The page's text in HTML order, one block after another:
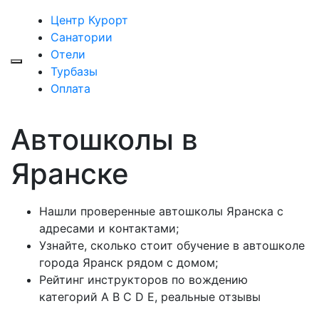
Центр Курорт
Санатории
Отели
Турбазы
Оплата
Автошколы в
Яранске
Нашли проверенные автошколы Яранска с
адресами и контактами;
Узнайте, сколько стоит обучение в автошколе
города Яранск рядом с домом;
Рейтинг инструкторов по вождению
категорий A B C D E, реальные отзывы